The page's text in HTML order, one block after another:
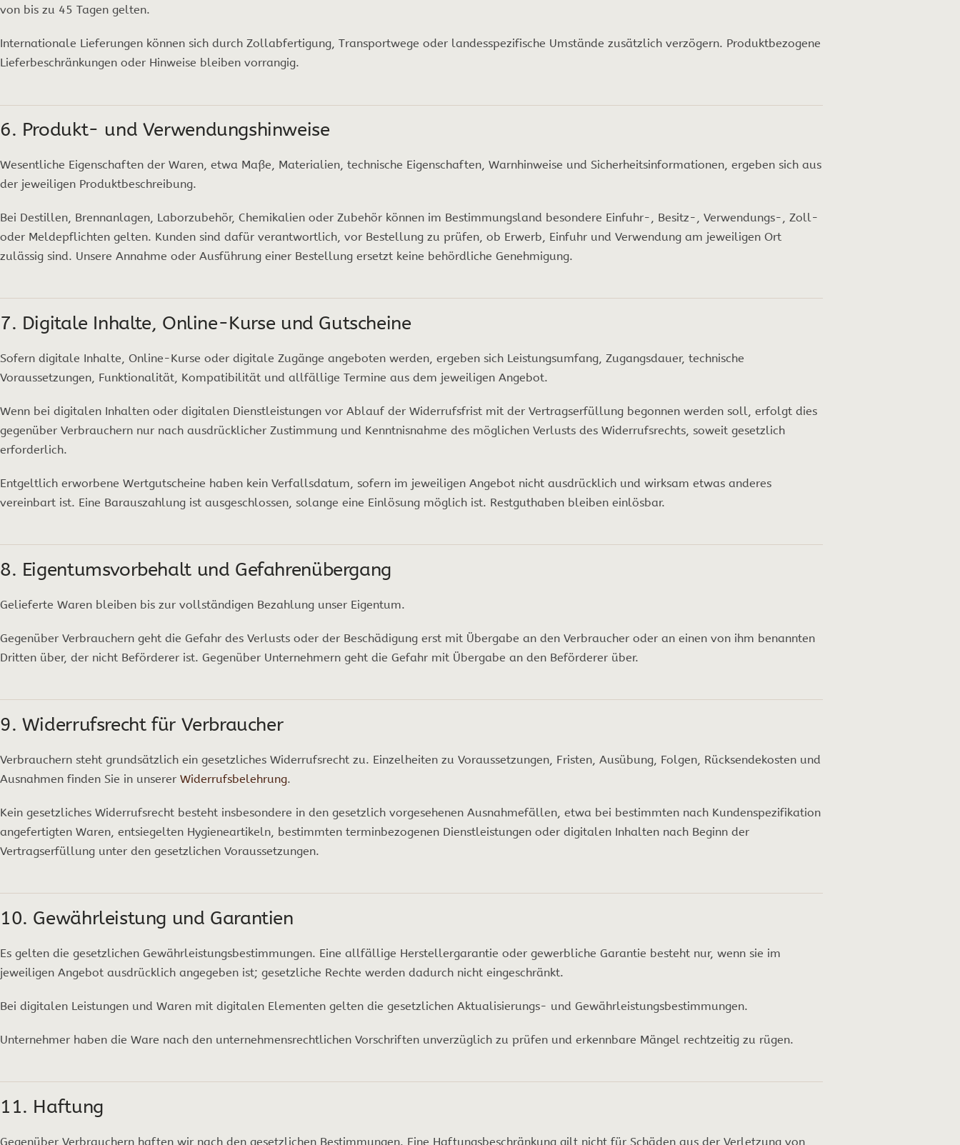
von bis zu 45 Tagen gelten.
Internationale Lieferungen können sich durch Zollabfertigung, Transportwege oder landesspezifische Umstände zusätzlich verzögern. Produktbezogene
Lieferbeschränkungen oder Hinweise bleiben vorrangig.
6. Produkt- und Verwendungshinweise
Wesentliche Eigenschaften der Waren, etwa Maße, Materialien, technische Eigenschaften, Warnhinweise und Sicherheitsinformationen, ergeben sich aus
der jeweiligen Produktbeschreibung.
Bei Destillen, Brennanlagen, Laborzubehör, Chemikalien oder Zubehör können im Bestimmungsland besondere Einfuhr-, Besitz-, Verwendungs-, Zoll-
oder Meldepflichten gelten. Kunden sind dafür verantwortlich, vor Bestellung zu prüfen, ob Erwerb, Einfuhr und Verwendung am jeweiligen Ort
zulässig sind. Unsere Annahme oder Ausführung einer Bestellung ersetzt keine behördliche Genehmigung.
7. Digitale Inhalte, Online-Kurse und Gutscheine
Sofern digitale Inhalte, Online-Kurse oder digitale Zugänge angeboten werden, ergeben sich Leistungsumfang, Zugangsdauer, technische
Voraussetzungen, Funktionalität, Kompatibilität und allfällige Termine aus dem jeweiligen Angebot.
Wenn bei digitalen Inhalten oder digitalen Dienstleistungen vor Ablauf der Widerrufsfrist mit der Vertragserfüllung begonnen werden soll, erfolgt dies
gegenüber Verbrauchern nur nach ausdrücklicher Zustimmung und Kenntnisnahme des möglichen Verlusts des Widerrufsrechts, soweit gesetzlich
erforderlich.
Entgeltlich erworbene Wertgutscheine haben kein Verfallsdatum, sofern im jeweiligen Angebot nicht ausdrücklich und wirksam etwas anderes
vereinbart ist. Eine Barauszahlung ist ausgeschlossen, solange eine Einlösung möglich ist. Restguthaben bleiben einlösbar.
8. Eigentumsvorbehalt und Gefahrenübergang
Gelieferte Waren bleiben bis zur vollständigen Bezahlung unser Eigentum.
Gegenüber Verbrauchern geht die Gefahr des Verlusts oder der Beschädigung erst mit Übergabe an den Verbraucher oder an einen von ihm benannten
Dritten über, der nicht Beförderer ist. Gegenüber Unternehmern geht die Gefahr mit Übergabe an den Beförderer über.
9. Widerrufsrecht für Verbraucher
Verbrauchern steht grundsätzlich ein gesetzliches Widerrufsrecht zu. Einzelheiten zu Voraussetzungen, Fristen, Ausübung, Folgen, Rücksendekosten und
Ausnahmen finden Sie in unserer Widerrufsbelehrung.
Kein gesetzliches Widerrufsrecht besteht insbesondere in den gesetzlich vorgesehenen Ausnahmefällen, etwa bei bestimmten nach Kundenspezifikation
angefertigten Waren, entsiegelten Hygieneartikeln, bestimmten terminbezogenen Dienstleistungen oder digitalen Inhalten nach Beginn der
Vertragserfüllung unter den gesetzlichen Voraussetzungen.
10. Gewährleistung und Garantien
Es gelten die gesetzlichen Gewährleistungsbestimmungen. Eine allfällige Herstellergarantie oder gewerbliche Garantie besteht nur, wenn sie im
jeweiligen Angebot ausdrücklich angegeben ist; gesetzliche Rechte werden dadurch nicht eingeschränkt.
Bei digitalen Leistungen und Waren mit digitalen Elementen gelten die gesetzlichen Aktualisierungs- und Gewährleistungsbestimmungen.
Unternehmer haben die Ware nach den unternehmensrechtlichen Vorschriften unverzüglich zu prüfen und erkennbare Mängel rechtzeitig zu rügen.
11. Haftung
Gegenüber Verbrauchern haften wir nach den gesetzlichen Bestimmungen. Eine Haftungsbeschränkung gilt nicht für Schäden aus der Verletzung von